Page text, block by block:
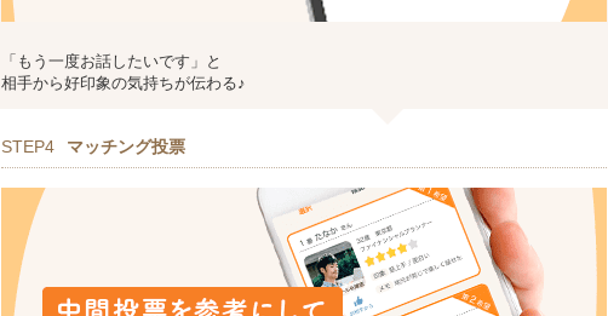
「もう一度お話したいです」と
相手から好印象の気持ちが伝わる♪
STEP4 マッチング投票